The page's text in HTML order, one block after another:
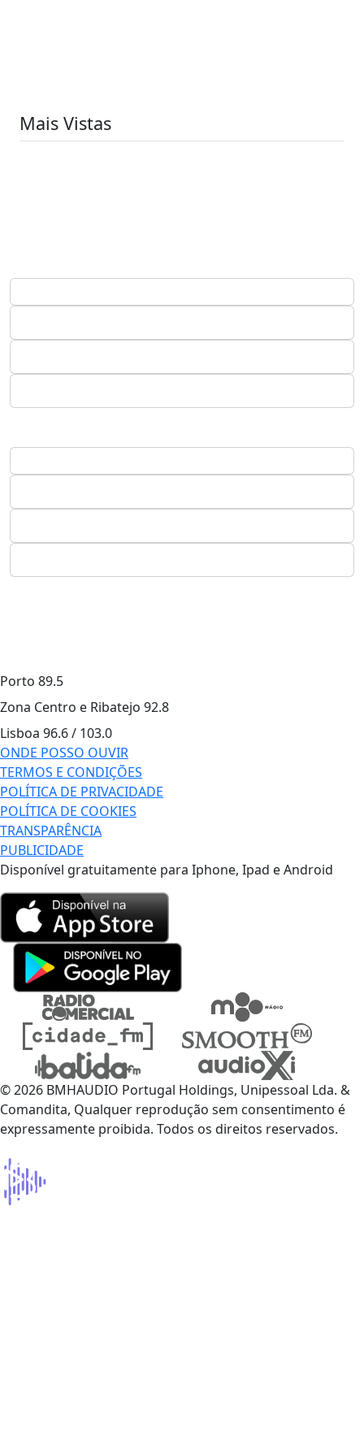
Mais Vistas
Porto 89.5
Zona Centro e Ribatejo 92.8
Lisboa 96.6 / 103.0
ONDE POSSO OUVIR
TERMOS E CONDIÇÕES
POLÍTICA DE PRIVACIDADE
POLÍTICA DE COOKIES
TRANSPARÊNCIA
PUBLICIDADE
Disponível gratuitamente para Iphone, Ipad e Android
© 2026 BMHAUDIO Portugal Holdings, Unipessoal Lda. &
Comandita, Qualquer reprodução sem consentimento é
expressamente proibida. Todos os direitos reservados.